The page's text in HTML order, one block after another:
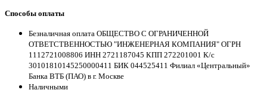
Способы оплаты
Безналичная оплата ОБЩЕСТВО С ОГРАНИЧЕННОЙ
ОТВЕТСТВЕННОСТЬЮ "ИНЖЕНЕРНАЯ КОМПАНИЯ" ОГРН
1112721008806 ИНН 2721187045 КПП 272201001 К/с
30101810145250000411 БИК 044525411 Филиал «Центральный»
Банка ВТБ (ПАО) в г. Москве
Наличными